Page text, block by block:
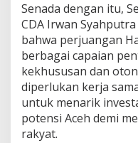
Senada dengan itu,
CDA Irwan
bahwa perjuangan
berbagai capaian
kekhususan dan
diperlukan kerja
untuk menarik
potensi Aceh demi
rakyat.